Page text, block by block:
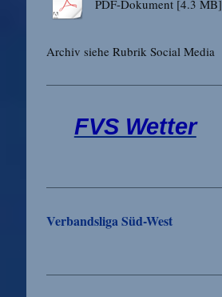
PDF-Dokument [4.3 MB]
Archiv siehe Rubrik Social Media
FVS Wetter
Verbandsliga Süd-West